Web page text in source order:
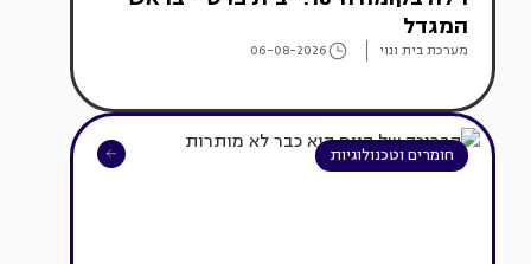
המגדל
מערכת בית ונוי 06-08-2026
חומרים וטכנולוגיות